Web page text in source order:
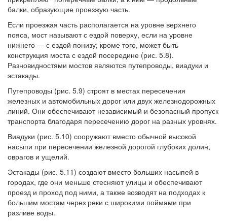
балки, образующие проезжую часть.
Если проезжая часть располагается на уровне верхнего
пояса, мост называют с ездой поверху, если на уровне
нижнего — с ездой понизу; кроме того, может быть
конструкция моста с ездой посередине (рис. 5.8).
Разновидностями мостов являются путепроводы, виадуки и
эстакады.
Путепроводы (рис. 5.9) строят в местах пересечения
железных и автомобильных дорог или двух железнодорожных
линий. Они обеспечивают независимый и безопасный пропуск
транспорта благодаря пересечению дорог на разных уровнях.
Виадуки (рис. 5.10) сооружают вместо обычной высокой
насыпи при пересечении железной дорогой глубоких долин,
оврагов и ущелий.
Эстакады (рис. 5.11) создают вместо больших насыпей в
городах, где они меньше стесняют улицы и обеспечивают
проезд и проход под ними, а также возводят на подходах к
большим мостам через реки с широкими поймами при
разливе воды.